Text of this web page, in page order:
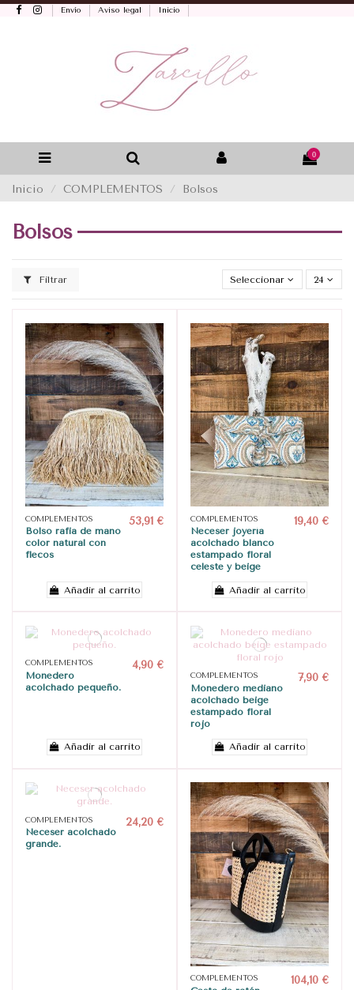
Envío Aviso legal Inicio
0
Inicio COMPLEMENTOS Bolsos
Bolsos
Filtrar Seleccionar 24
COMPLEMENTOS
Bolso rafia de mano
color natural con
flecos
53,91 €
Añadir al carrito
COMPLEMENTOS
Neceser joyería
acolchado blanco
estampado floral
celeste y beige
19,40 €
Añadir al carrito
COMPLEMENTOS
Monedero
acolchado pequeño.
4,90 €
Añadir al carrito
COMPLEMENTOS
Monedero mediano
acolchado beige
estampado floral
rojo
7,90 €
Añadir al carrito
COMPLEMENTOS
Neceser acolchado
grande.
24,20 €
COMPLEMENTOS 104,10 €